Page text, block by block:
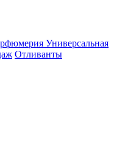
Универсальная
Отливанты